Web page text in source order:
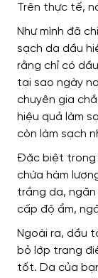
Trên thực tế,
Như mình đã
sạch da dầu
rằng chỉ có
tại sao ngày
chuyên gia
hiệu quả làm
còn làm sạch
Đặc biệt trong
chứa hàm
trắng da,
cấp độ ẩm,
Ngoài ra, dầu
bỏ lớp trang
tốt. Da của